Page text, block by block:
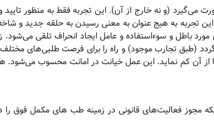
(و نه خارج از آن). این تجربه فقط به منظور تایید
تجربه به هیج عنوان به معنی رسیدن به حلقه جدید و
باطل و سوءاستفاده و عامل ایجاد انحراف تلقی می‌شود.
(طبق تجارب موجود) و راه را برای فرصت طلبی‌های مختلف
از آن کم نماید. این عمل خیانت در امانت محسوب
مجوز فعالیت‌های قانونی در زمینه طب های مکمل فوق